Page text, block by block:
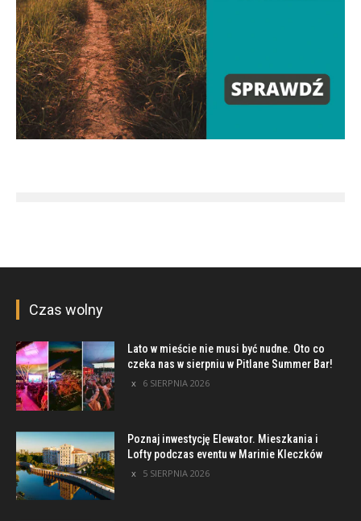
Czas wolny
Lato w mieście nie musi być nudne. Oto co
czeka nas w sierpniu w Pitlane Summer Bar!
6 SIERPNIA 2026
Poznaj inwestycję Elewator. Mieszkania i
Lofty podczas eventu w Marinie Kleczków
5 SIERPNIA 2026